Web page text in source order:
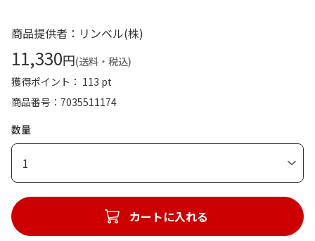
商品提供者：リンベル(株)
11,330円(送料・税込)
獲得ポイント： 113 pt
商品番号
7035511174
数量
1
カートに入れる